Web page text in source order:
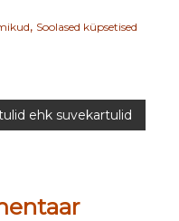
, Soolased küpsetised
ehk suvekartulid